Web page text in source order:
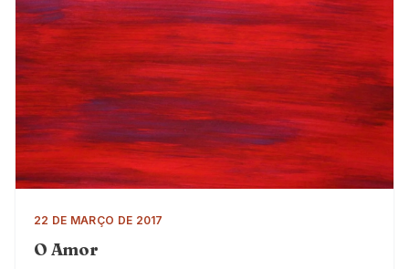
22 DE MARÇO DE 2017
O Amor